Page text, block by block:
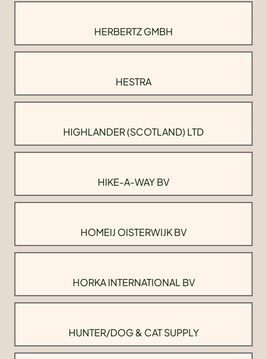
HERBERTZ GMBH
HESTRA
HIGHLANDER (SCOTLAND) LTD
HIKE-A-WAY BV
HOMEIJ OISTERWIJK BV
HORKA INTERNATIONAL BV
HUNTER/DOG & CAT SUPPLY